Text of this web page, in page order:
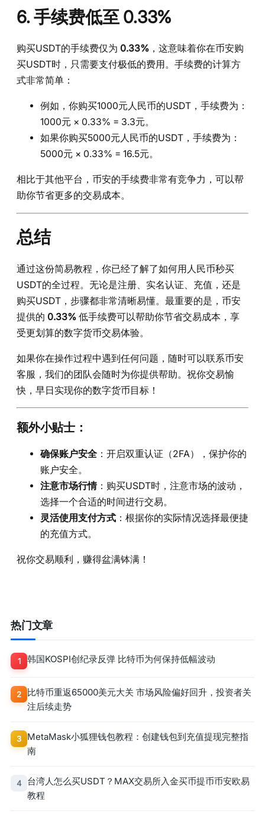
6. 手续费低至 0.33%
购买USDT的手续费仅为 0.33% ，这意味着你在币安购
买USDT时，只需要支付极低的费用。手续费的计算方
式非常简单：
例如，你购买1000元人民币的USDT，手续费为：
1000元 × 0.33% = 3.3元。
如果你购买5000元人民币的USDT，手续费为：
5000元 × 0.33% = 16.5元。
相比于其他平台，币安的手续费非常有竞争力，可以帮
助你节省更多的交易成本。
总结
通过这份简易教程，你已经了解了如何用人民币秒买
USDT的全过程。无论是注册、实名认证、充值，还是
购买USDT，步骤都非常清晰易懂。最重要的是，币安
提供的 0.33% 低手续费可以帮助你节省交易成本，享
受更划算的数字货币交易体验。
如果你在操作过程中遇到任何问题，随时可以联系币安
客服，我们的团队会随时为你提供帮助。祝你交易愉
快，早日实现你的数字货币目标！
额外小贴士：
确保账户安全 ：开启双重认证（2FA），保护你的
账户安全。
注意市场行情：购买USDT时，注意市场的波动，
选择一个合适的时间进行交易。
灵活使用支付方式 ：根据你的实际情况选择最便捷
的充值方式。
祝你交易顺利，赚得盆满钵满！
热门文章
1 韩国KOSPI创纪录反弹 比特币为何保持低幅波动
2
比特币重返65000美元大关 市场风险偏好回升，投资者关
注后续走势
3
MetaMask小狐狸钱包教程：创建钱包到充值提现完整指
南
4
台湾人怎么买USDT？MAX交易所入金买币提币币安欧易
教程